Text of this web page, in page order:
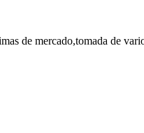
de mercado,tomada de